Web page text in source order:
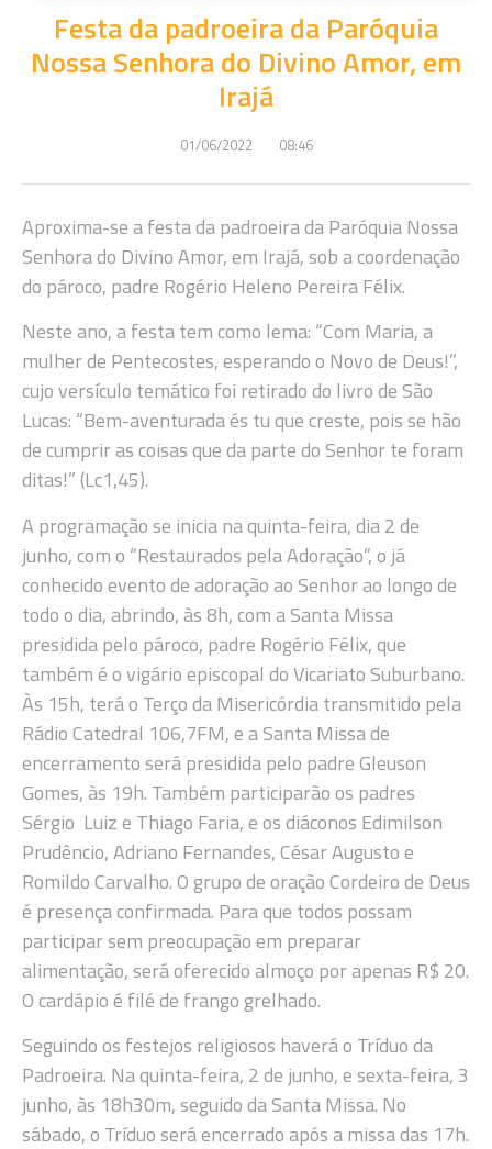
Festa da padroeira da Paróquia
Nossa Senhora do Divino Amor, em
Irajá
01/06/2022 08:46
Aproxima-se a festa da padroeira da Paróquia Nossa
Senhora do Divino Amor, em Irajá, sob a coordenação
do pároco, padre Rogério Heleno Pereira Félix.
Neste ano, a festa tem como lema: “Com Maria, a
mulher de Pentecostes, esperando o Novo de Deus!”,
cujo versículo temático foi retirado do livro de São
Lucas: “Bem-aventurada és tu que creste, pois se hão
de cumprir as coisas que da parte do Senhor te foram
ditas!” (Lc1,45).
A programação se inicia na quinta-feira, dia 2 de
junho, com o “Restaurados pela Adoração”, o já
conhecido evento de adoração ao Senhor ao longo de
todo o dia, abrindo, às 8h, com a Santa Missa
presidida pelo pároco, padre Rogério Félix, que
também é o vigário episcopal do Vicariato Suburbano.
Às 15h, terá o Terço da Misericórdia transmitido pela
Rádio Catedral 106,7FM, e a Santa Missa de
encerramento será presidida pelo padre Gleuson
Gomes, às 19h. Também participarão os padres
Sérgio Luiz e Thiago Faria, e os diáconos Edimilson
Prudêncio, Adriano Fernandes, César Augusto e
Romildo Carvalho. O grupo de oração Cordeiro de Deus
é presença confirmada. Para que todos possam
participar sem preocupação em preparar
alimentação, será oferecido almoço por apenas R$ 20.
O cardápio é filé de frango grelhado.
Seguindo os festejos religiosos haverá o Tríduo da
Padroeira. Na quinta-feira, 2 de junho, e sexta-feira, 3
junho, às 18h30m, seguido da Santa Missa. No
sábado, o Tríduo será encerrado após a missa das 17h.